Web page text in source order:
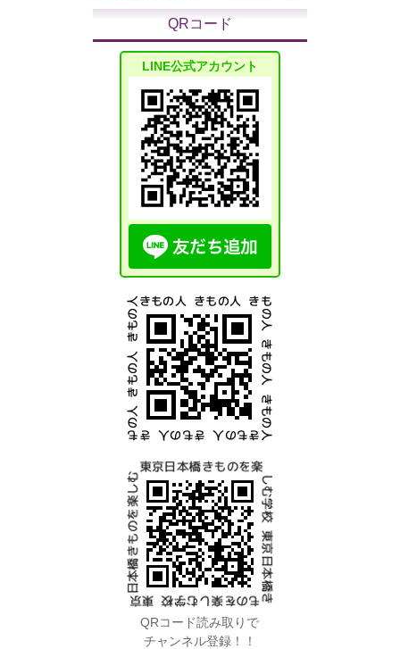
QRコード
LINE公式アカウント
QRコード読み取りで
チャンネル登録！！